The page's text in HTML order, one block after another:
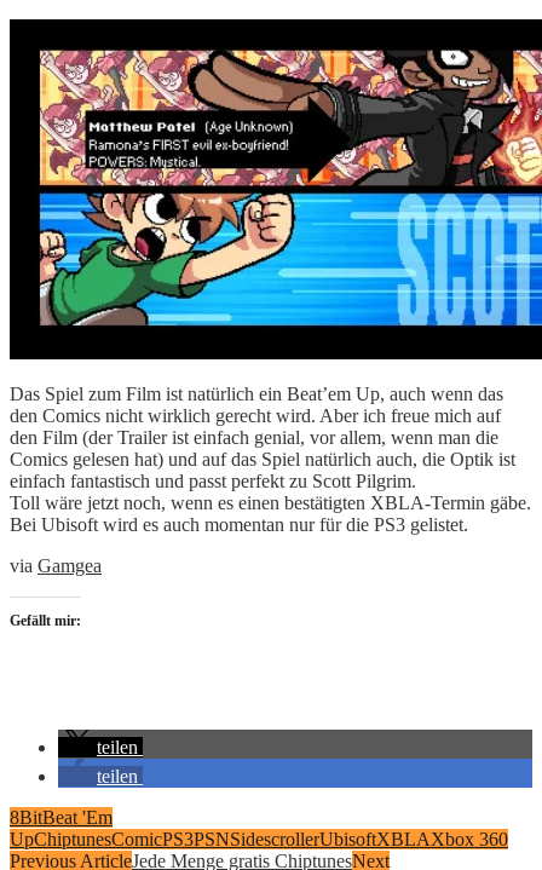
Das Spiel zum Film ist natürlich ein Beat’em Up, auch wenn das
den Comics nicht wirklich gerecht wird. Aber ich freue mich auf
den Film (der Trailer ist einfach genial, vor allem, wenn man die
Comics gelesen hat) und auf das Spiel natürlich auch, die Optik ist
einfach fantastisch und passt perfekt zu Scott Pilgrim.
Toll wäre jetzt noch, wenn es einen bestätigten XBLA-Termin gäbe.
Bei Ubisoft wird es auch momentan nur für die PS3 gelistet.
via Gamgea
Gefällt mir:
teilen
teilen
8BitBeat 'Em
UpChiptunesComicPS3PSNSidescrollerUbisoftXBLAXbox 360
Previous ArticleJede Menge gratis ChiptunesNext